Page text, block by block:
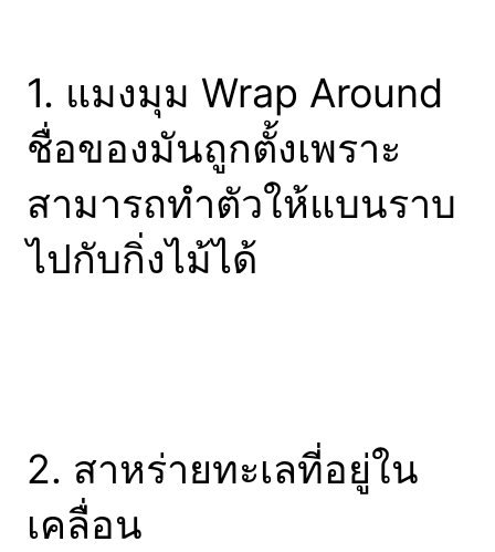
1. แมงมุม Wrap Around
ชื่อของมันถูกตั้งเพราะ
สามารถทำตัวให้แบนราบ
ไปกับกิ่งไม้ได้
2. สาหร่ายทะเลที่อยู่ใน
เคลื่อน